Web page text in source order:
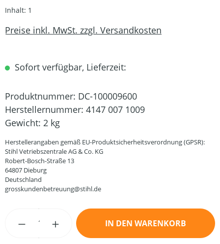
Inhalt: 1
Preise inkl. MwSt. zzgl. Versandkosten
Sofort verfügbar, Lieferzeit:
Produktnummer: DC-100009600
Herstellernummer: 4147 007 1009
Gewicht: 2 kg
Herstellerangaben gemäß EU-Produktsicherheitsverordnung (GPSR):
Stihl Vetriebszentrale AG & Co. KG
Robert-Bosch-Straße 13
64807 Dieburg
Deutschland
grosskundenbetreuung@stihl.de
Produkt Anzahl: Gib den gewünschten
IN DEN WARENKORB